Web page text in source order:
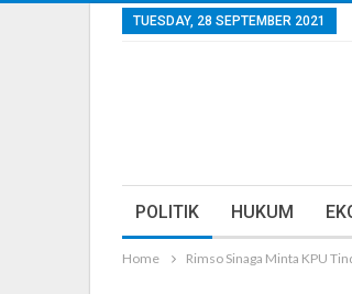
TUESDAY, 28 SEPTEMBER 2021
POLITIK HUKUM
Home Rimso Sinaga Minta KPU